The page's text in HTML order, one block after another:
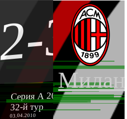
Милан
2-3
Серия А 2009-2010
32-й тур
03.04.2010